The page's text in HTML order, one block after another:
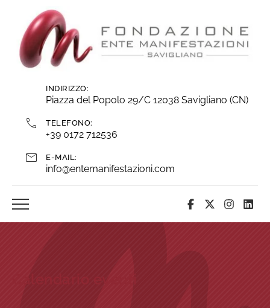
contenuti
INDIRIZZO:
Piazza del Popolo 29/C 12038 Savigliano (CN)
TELEFONO:
+39 0172 712536
E-MAIL:
info@entemanifestazioni.com